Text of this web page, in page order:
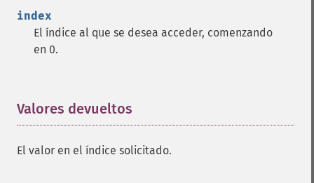
index
El índice al que se desea acceder, comenzando
en 0.
Valores devueltos
El valor en el índice solicitado.